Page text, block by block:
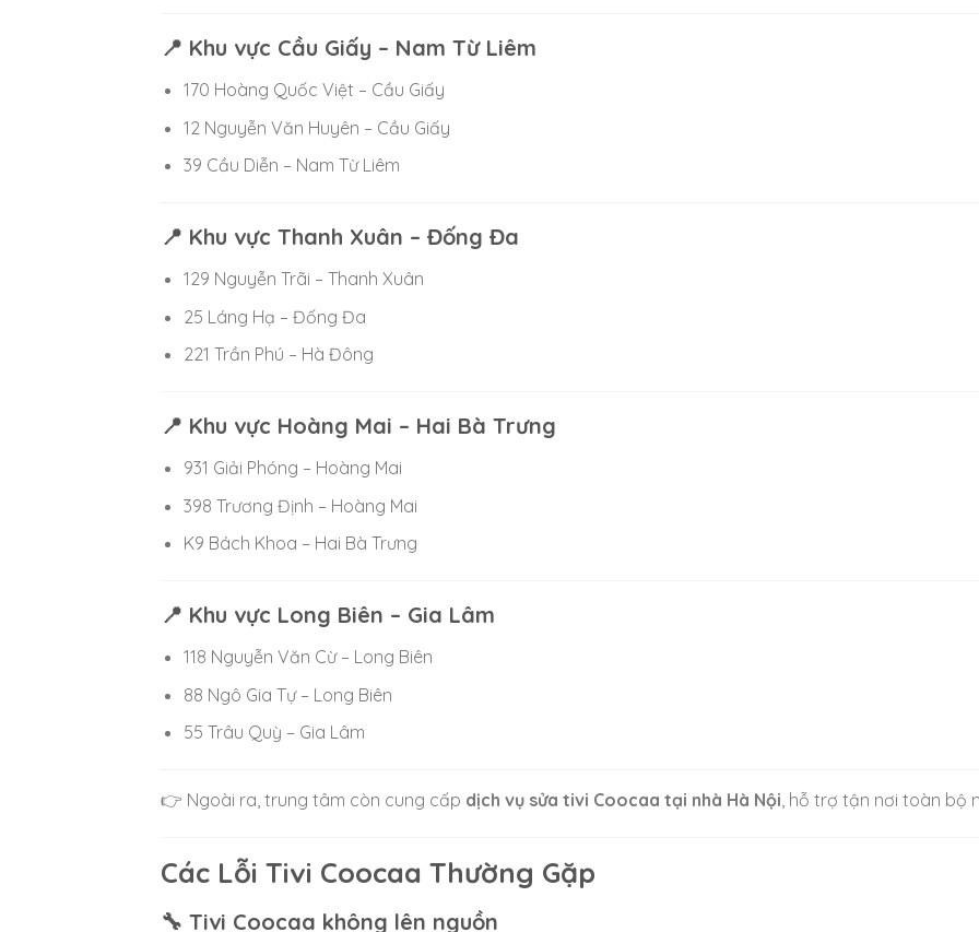
📍 Khu vực Cầu Giấy – Nam Từ Liêm
170 Hoàng Quốc Việt – Cầu Giấy
12 Nguyễn Văn Huyên – Cầu Giấy
39 Cầu Diễn – Nam Từ Liêm
📍 Khu vực Thanh Xuân – Đống Đa
129 Nguyễn Trãi – Thanh Xuân
25 Láng Hạ – Đống Đa
221 Trần Phú – Hà Đông
📍 Khu vực Hoàng Mai – Hai Bà Trưng
931 Giải Phóng – Hoàng Mai
398 Trương Định – Hoàng Mai
K9 Bách Khoa – Hai Bà Trưng
📍 Khu vực Long Biên – Gia Lâm
118 Nguyễn Văn Cừ – Long Biên
88 Ngô Gia Tự – Long Biên
55 Trâu Quỳ – Gia Lâm
👉 Ngoài ra, trung tâm còn cung cấp dịch vụ sửa tivi Coocaa tại nhà Hà Nội, hỗ trợ tận nơi toàn bộ
Các Lỗi Tivi Coocaa Thường Gặp
🔧 Tivi Coocaa không lên nguồn